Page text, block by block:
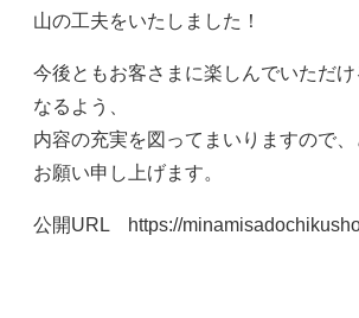
山の工夫をいたしました！
今後ともお客さまに楽しんでいただ
なるよう、
内容の充実を図ってまいりますので、
お願い申し上げます。
公開URL https://